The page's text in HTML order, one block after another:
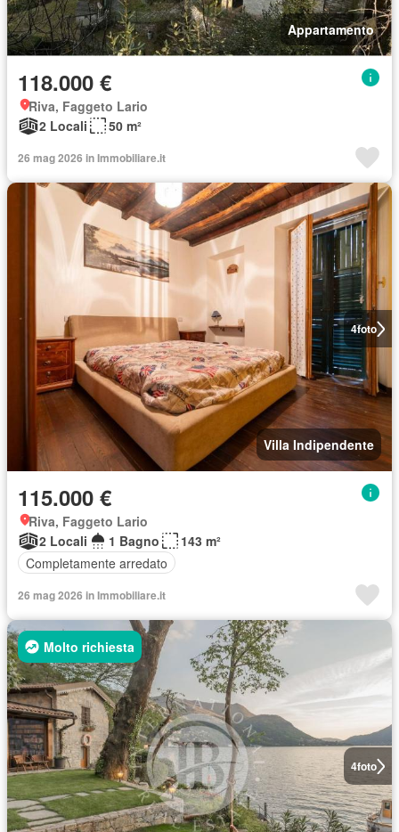
Appartamento
118.000 €
Riva, Faggeto Lario
2 Locali
50 m²
26 mag 2026 in Immobiliare.it
4foto
Villa Indipendente
115.000 €
Riva, Faggeto Lario
2 Locali
1 Bagno
143 m²
Completamente arredato
26 mag 2026 in Immobiliare.it
4foto
Molto richiesta